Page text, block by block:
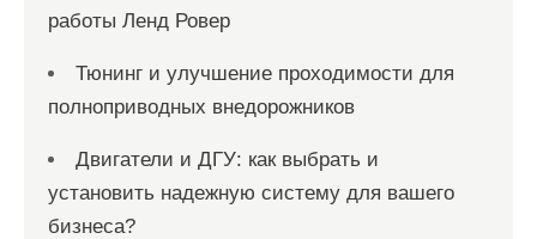
работы Ленд Ровер
Тюнинг и улучшение проходимости для
полноприводных внедорожников
Двигатели и ДГУ: как выбрать и
установить надежную систему для вашего
бизнеса?